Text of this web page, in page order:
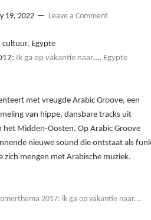
19, 2022 Leave a Comment
cultuur, Egypte
Ik ga op vakantie naar…. Egypte
met vreugde Arabic Groove, een
van hippe, dansbare tracks uit
het Midden-Oosten. Op Arabic Groove
nieuwe sound die ontstaat als
zich mengen met Arabische muziek.
2017: ik ga op vakantie naar...